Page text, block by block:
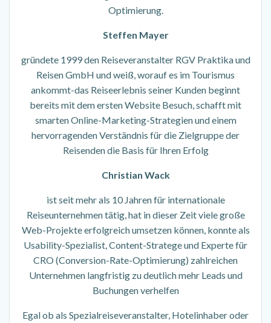
Optimierung.
Steffen Mayer
gründete 1999 den Reiseveranstalter RGV Praktika und
Reisen GmbH und weiß, worauf es im Tourismus
ankommt-das Reiseerlebnis seiner Kunden beginnt
bereits mit dem ersten Website Besuch, schafft mit
smarten Online-Marketing-Strategien und einem
hervorragenden Verständnis für die Zielgruppe der
Reisenden die Basis für Ihren Erfolg
Christian Wack
ist seit mehr als 10 Jahren für internationale
Reiseunternehmen tätig, hat in dieser Zeit viele große
Web-Projekte erfolgreich umsetzen können, konnte als
Usability-Spezialist, Content-Stratege und Experte für
CRO (Conversion-Rate-Optimierung) zahlreichen
Unternehmen langfristig zu deutlich mehr Leads und
Buchungen verhelfen
Egal ob als Spezialreiseveranstalter, Hotelinhaber oder